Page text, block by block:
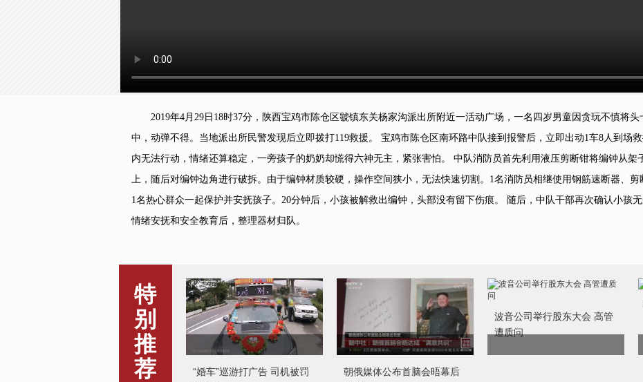
2019年4月29日18时37分，陕西宝鸡市陈仓区虢镇东关杨家沟派出所附近一活动广场，一名四岁男童因贪玩不慎将头
中，动弹不得。当地派出所民警发现后立即拨打119救援。 宝鸡市陈仓区南环路中队接到报警后，立即出动1车8人到场
内无法行动，情绪还算稳定，一旁孩子的奶奶却慌得六神无主，紧张害怕。 中队消防员首先利用液压剪断钳将编钟从架
上，随后对编钟边角进行破拆。由于编钟材质较硬，操作空间狭小，无法快速切割。1名消防员相继使用钢筋速断器、
1名热心群众一起保护并安抚孩子。20分钟后，小孩被解救出编钟，头部没有留下伤痕。 随后，中队干部再次确认小孩
情绪安抚和安全教育后，整理器材归队。
特
别
推
荐
“婚车”巡游打广告 司机被罚
款千元
朝俄媒体公布首脑会晤幕后
花絮
波音公司举行股东大会 高管
遭质问